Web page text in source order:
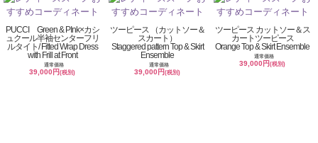
PUCCI Green & PInk×カシ
ュクール半袖センターフリ
ルタイト/ Fitted Wrap Dress
with Frill at Front
通常価格
39,000円(税別)
ツーピース （カットソー＆
スカート）
Staggered pattern Top & Skirt
Ensemble
通常価格
39,000円(税別)
ツーピース カットソー＆ス
カートツーピース
Orange Top & Skirt Ensemble
通常価格
39,000円(税別)